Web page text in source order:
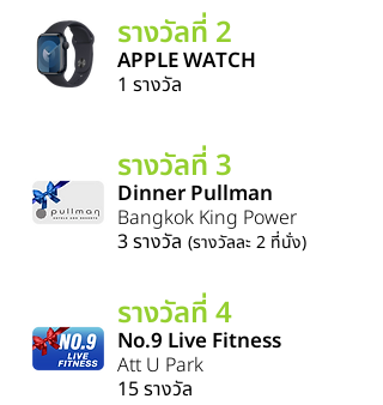
รางวัลที่ 2
APPLE WATCH
1 รางวัล
รางวัลที่ 3
Dinner Pullman
Bangkok King Power
3 รางวัล (รางวัลละ 2 ที่นั่ง)
รางวัลที่ 4
No.9 Live Fitness
Att U Park
15 รางวัล